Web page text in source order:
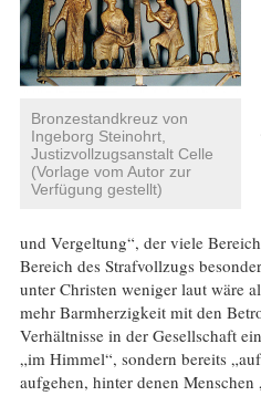
Bronzestandkreuz von
Ingeborg Steinohrt,
Justizvollzugsanstalt Celle
(Vorlage vom Autor zur
Verfügung gestellt)
und Vergeltung“, der viele
Bereich des Strafvollzugs
unter Christen weniger laut wäre
mehr Barmherzigkeit mit den
Verhältnisse in der Gesellschaft
„im Himmel“, sondern bereits
aufgehen, hinter denen